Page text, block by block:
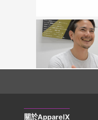
關於ApparelX